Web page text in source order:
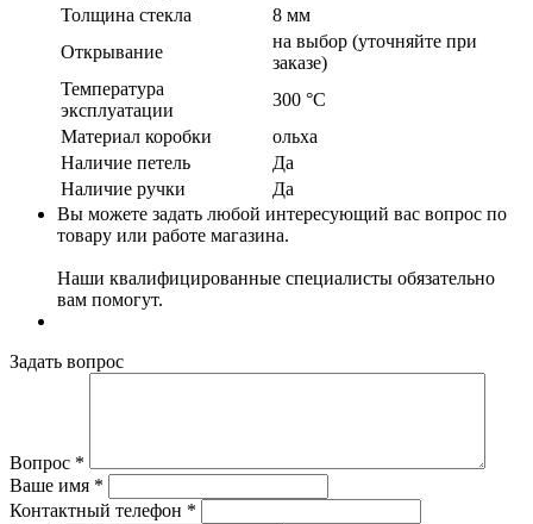
Толщина стекла
8 мм
Открывание
на выбор (уточняйте при
заказе)
Температура
эксплуатации
300 °C
Материал коробки
ольха
Наличие петель
Да
Наличие ручки
Да
Вы можете задать любой интересующий вас вопрос по
товару или работе магазина.
Наши квалифицированные специалисты обязательно
вам помогут.
Задать вопрос
Вопрос *
Ваше имя *
Контактный телефон *